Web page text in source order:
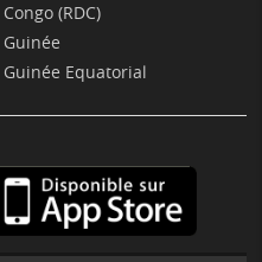
Congo (RDC)
Guinée
Guinée Equatorial